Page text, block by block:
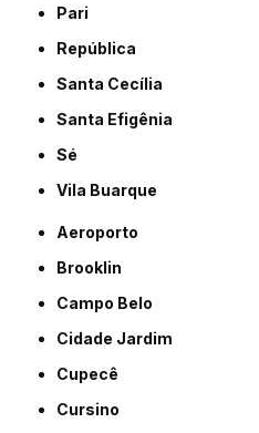
Pari
República
Santa Cecília
Santa Efigênia
Sé
Vila Buarque
Aeroporto
Brooklin
Campo Belo
Cidade Jardim
Cupecê
Cursino